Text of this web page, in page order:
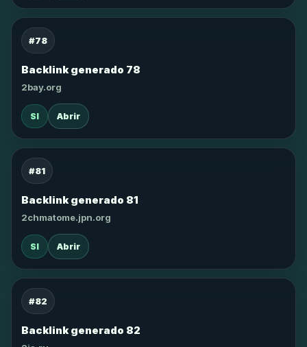
#78
Backlink generado 78
2bay.org
SI Abrir
#81
Backlink generado 81
2chmatome.jpn.org
SI Abrir
#82
Backlink generado 82